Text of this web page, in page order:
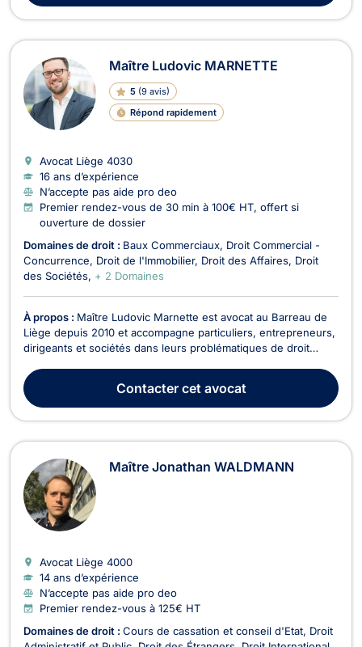
Maître Ludovic MARNETTE
5 (9 avis)
Répond rapidement
Avocat Liège 4030
16 ans d’expérience
N’accepte pas aide pro deo
Premier rendez-vous de 30 min à 100€ HT, offert si
ouverture de dossier
Domaines de droit : Baux Commerciaux Droit Commercial -
Concurrence
Droit de l'Immobilier Droit des Affaires Droit
des Sociétés + 2 Domaines
À propos : Maître Ludovic Marnette est avocat au Barreau de
Liège depuis 2010 et accompagne particuliers, entrepreneurs,
dirigeants et sociétés dans leurs problématiques de droit
patrimoine. Titulaire d'un Master en droit ainsi que d'un
Master spécialisé en droit fiscal d...
Contactercet avocat
Maître Jonathan WALDMANN
Avocat Liège 4000
14 ans d’expérience
N’accepte pas aide pro deo
Premier rendez-vous à 125€ HT
Domaines de droit : Cours de cassation et conseil d'Etat Droit